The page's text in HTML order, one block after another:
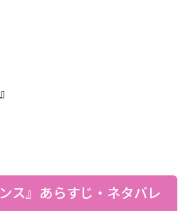
ス』あらすじ・ネタバレ